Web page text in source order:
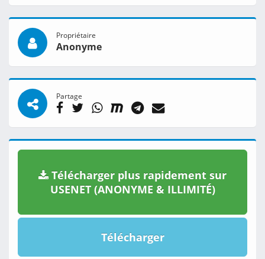
Propriétaire
Anonyme
Partage
Télécharger plus rapidement sur
USENET (ANONYME & ILLIMITÉ)
Télécharger